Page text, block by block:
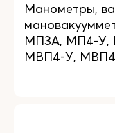
Манометры,
МП3А, МП4-У,
МВП4-У,